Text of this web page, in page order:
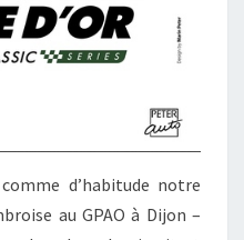
d’habitude notre
au GPAO à Dijon –